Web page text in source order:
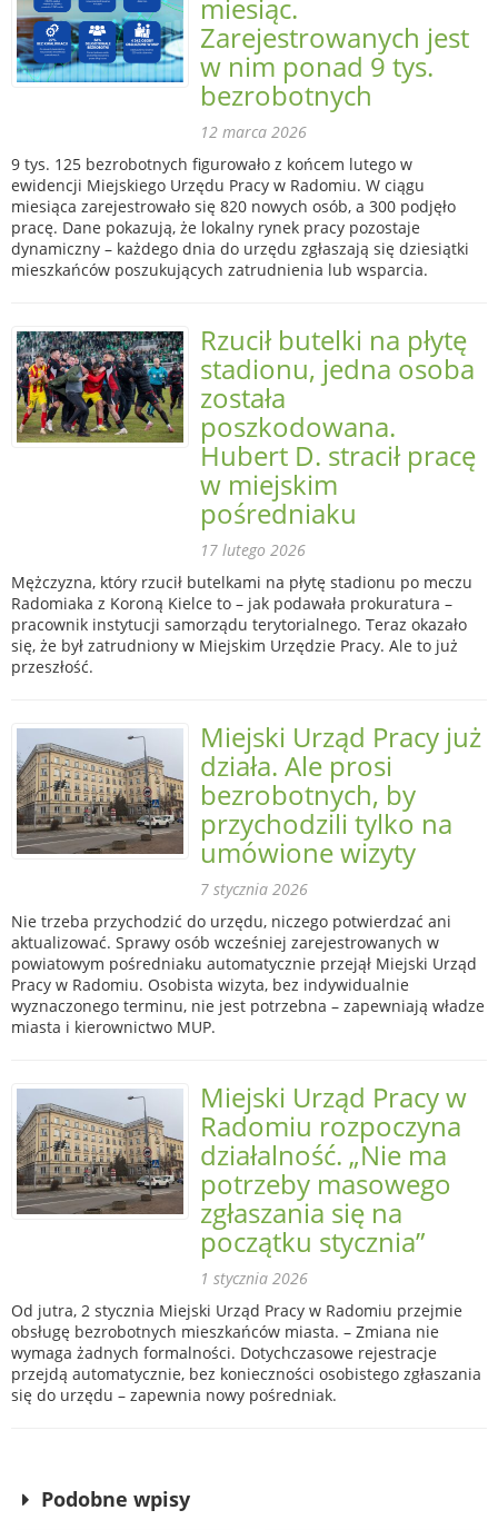
miesiąc.
Zarejestrowanych jest
w nim ponad 9 tys.
bezrobotnych
12 marca 2026
9 tys. 125 bezrobotnych figurowało z końcem lutego w
ewidencji Miejskiego Urzędu Pracy w Radomiu. W ciągu
miesiąca zarejestrowało się 820 nowych osób, a 300 podjęło
pracę. Dane pokazują, że lokalny rynek pracy pozostaje
dynamiczny – każdego dnia do urzędu zgłaszają się dziesiątki
mieszkańców poszukujących zatrudnienia lub wsparcia.
Rzucił butelki na płytę
stadionu, jedna osoba
została
poszkodowana.
Hubert D. stracił pracę
w miejskim
pośredniaku
17 lutego 2026
Mężczyzna, który rzucił butelkami na płytę stadionu po meczu
Radomiaka z Koroną Kielce to – jak podawała prokuratura –
pracownik instytucji samorządu terytorialnego. Teraz okazało
się, że był zatrudniony w Miejskim Urzędzie Pracy. Ale to już
przeszłość.
Miejski Urząd Pracy już
działa. Ale prosi
bezrobotnych, by
przychodzili tylko na
umówione wizyty
7 stycznia 2026
Nie trzeba przychodzić do urzędu, niczego potwierdzać ani
aktualizować. Sprawy osób wcześniej zarejestrowanych w
powiatowym pośredniaku automatycznie przejął Miejski Urząd
Pracy w Radomiu. Osobista wizyta, bez indywidualnie
wyznaczonego terminu, nie jest potrzebna – zapewniają władze
miasta i kierownictwo MUP.
Miejski Urząd Pracy w
Radomiu rozpoczyna
działalność. „Nie ma
potrzeby masowego
zgłaszania się na
początku stycznia”
1 stycznia 2026
Od jutra, 2 stycznia Miejski Urząd Pracy w Radomiu przejmie
obsługę bezrobotnych mieszkańców miasta. – Zmiana nie
wymaga żadnych formalności. Dotychczasowe rejestracje
przejdą automatycznie, bez konieczności osobistego zgłaszania
się do urzędu – zapewnia nowy pośredniak.
Podobne wpisy